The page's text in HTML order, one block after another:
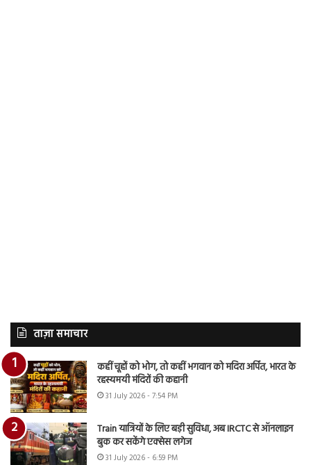
ताज़ा समाचार
कहीं चूहों को भोग, तो कहीं भगवान को मदिरा अर्पित, भारत के
रहस्यमयी मंदिरों की कहानी
31 July 2026 - 7:54 PM
Train यात्रियों के लिए बड़ी सुविधा, अब IRCTC से ऑनलाइन
बुक कर सकेंगे एक्सेस लगेज
31 July 2026 - 6:59 PM